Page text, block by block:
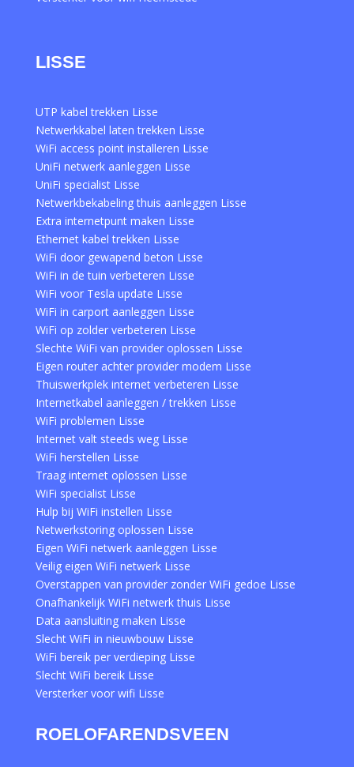
LISSE
UTP kabel trekken Lisse
Netwerkkabel laten trekken Lisse
WiFi access point installeren Lisse
UniFi netwerk aanleggen Lisse
UniFi specialist Lisse
Netwerkbekabeling thuis aanleggen Lisse
Extra internetpunt maken Lisse
Ethernet kabel trekken Lisse
WiFi door gewapend beton Lisse
WiFi in de tuin verbeteren Lisse
WiFi voor Tesla update Lisse
WiFi in carport aanleggen Lisse
WiFi op zolder verbeteren Lisse
Slechte WiFi van provider oplossen Lisse
Eigen router achter provider modem Lisse
Thuiswerkplek internet verbeteren Lisse
Internetkabel aanleggen / trekken Lisse
WiFi problemen Lisse
Internet valt steeds weg Lisse
WiFi herstellen Lisse
Traag internet oplossen Lisse
WiFi specialist Lisse
Hulp bij WiFi instellen Lisse
Netwerkstoring oplossen Lisse
Eigen WiFi netwerk aanleggen Lisse
Veilig eigen WiFi netwerk Lisse
Overstappen van provider zonder WiFi gedoe Lisse
Onafhankelijk WiFi netwerk thuis Lisse
Data aansluiting maken Lisse
Slecht WiFi in nieuwbouw Lisse
WiFi bereik per verdieping Lisse
Slecht WiFi bereik Lisse
Versterker voor wifi Lisse
ROELOFARENDSVEEN